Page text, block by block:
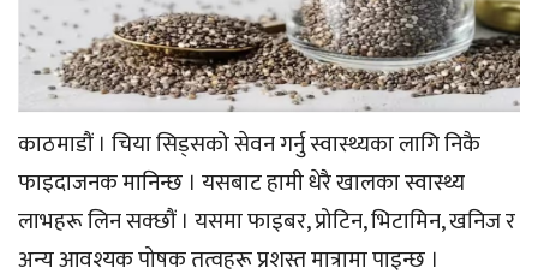
काठमाडौं । चिया सिड्सको सेवन गर्नु स्वास्थ्यका लागि निकै
फाइदाजनक मानिन्छ । यसबाट हामी धेरै खालका स्वास्थ्य
लाभहरू लिन सक्छौं । यसमा फाइबर, प्रोटिन, भिटामिन, खनिज र
अन्य आवश्यक पोषक तत्वहरू प्रशस्त मात्रामा पाइन्छ ।